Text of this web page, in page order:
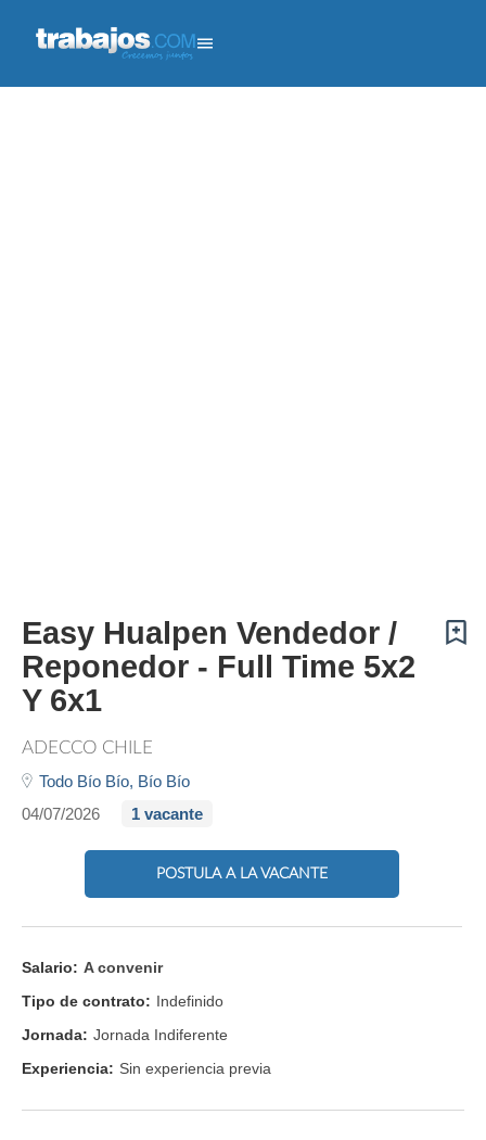
Easy Hualpen Vendedor /
Reponedor - Full Time 5x2
Y 6x1
ADECCO CHILE
Todo Bío Bío, Bío Bío
04/07/2026
1 vacante
POSTULA A LA VACANTE
Salario: A convenir
Tipo de contrato: Indefinido
Jornada: Jornada Indiferente
Experiencia: Sin experiencia previa